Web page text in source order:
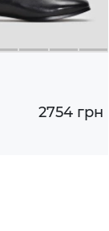
2754 грн